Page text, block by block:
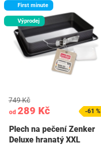
First minute
Výprodej
od 289 Kč
749 Kč
-61 %
Plech na pečení Zenker
Deluxe hranatý XXL